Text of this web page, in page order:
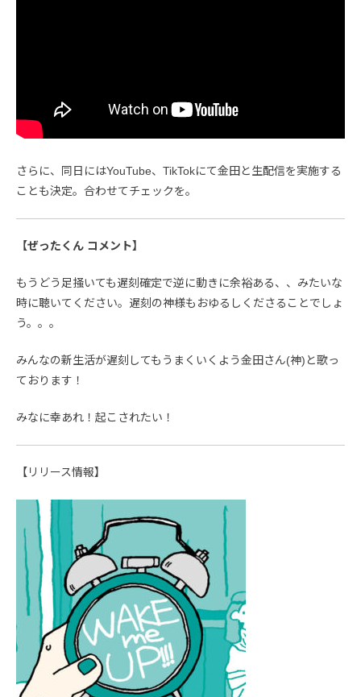
さらに、同日にはYouTube、TikTokにて金田と生配信を実施する
ことも決定。合わせてチェックを。
【ぜったくん コメント】
もうどう足掻いても遅刻確定で逆に動きに余裕ある、、みたいな
時に聴いてください。遅刻の神様もおゆるしくださることでしょ
う。。。
みんなの新生活が遅刻してもうまくいくよう金田さん(神)と歌っ
ております！
みなに幸あれ！起こされたい！
【リリース情報】